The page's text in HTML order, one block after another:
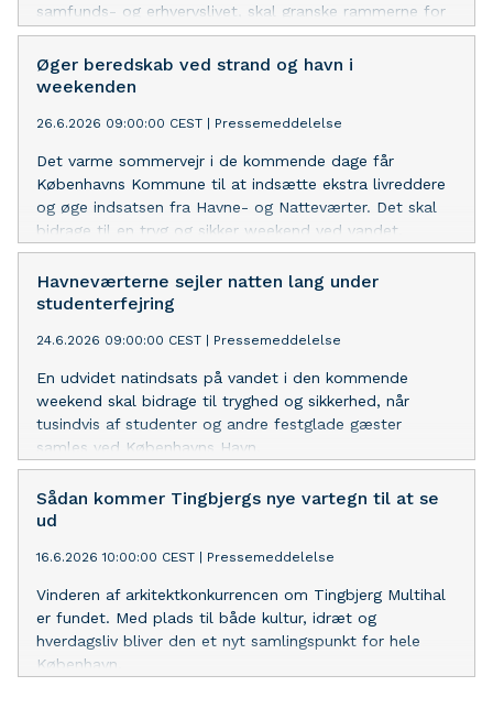
samfunds- og erhvervslivet, skal granske rammerne for
Københavns kulturliv og sætte en ny, ambitiøs og
langsigtet retning for udviklingen af hovedstadens
kulturliv.
Øger beredskab ved strand og havn i
weekenden
26.6.2026 09:00:00 CEST | Pressemeddelelse
Det varme sommervejr i de kommende dage får
Københavns Kommune til at indsætte ekstra livreddere
og øge indsatsen fra Havne- og Natteværter. Det skal
bidrage til en tryg og sikker weekend ved vandet.
Havneværterne sejler natten lang under
studenterfejring
24.6.2026 09:00:00 CEST | Pressemeddelelse
En udvidet natindsats på vandet i den kommende
weekend skal bidrage til tryghed og sikkerhed, når
tusindvis af studenter og andre festglade gæster
samles ved Københavns Havn.
Sådan kommer Tingbjergs nye vartegn til at se
ud
16.6.2026 10:00:00 CEST | Pressemeddelelse
Vinderen af arkitektkonkurrencen om Tingbjerg Multihal
er fundet. Med plads til både kultur, idræt og
hverdagsliv bliver den et nyt samlingspunkt for hele
København.